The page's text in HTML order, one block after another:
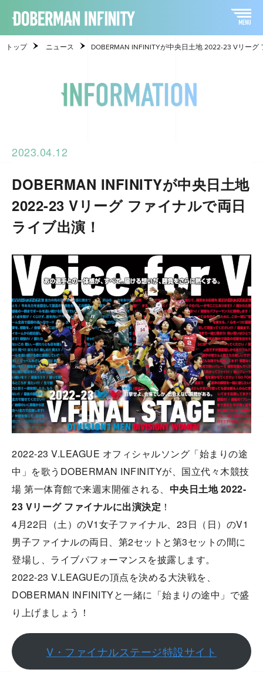
トップ ニュース DOBERMAN INFINITYが中央日土地 2022-23 Vリー
2023.04.12
DOBERMAN INFINITYが中央日土地
2022-23 Vリーグ ファイナルで両日
ライブ出演！
2022-23 V.LEAGUE オフィシャルソング「始まりの途
中」を歌うDOBERMAN INFINITYが、国立代々木競技
場 第一体育館で来週末開催される、 中央日土地 2022-
23 Vリーグ ファイナルに出演決定 ！
4月22日（土）のV1女子ファイナル、23日（日）のV1
男子ファイナルの両日、第2セットと第3セットの間に
登場し、ライブパフォーマンスを披露します。
2022-23 V.LEAGUEの頂点を決める大決戦を、
DOBERMAN INFINITYと一緒に「始まりの途中」で盛
り上げましょう！
V・ファイナルステージ特設サイト